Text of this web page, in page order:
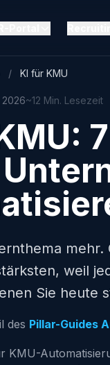
/ KI für KMU
2026~12 Min. Lesezeit
weil
Sie heute
des Pillar-Guides
KMU-